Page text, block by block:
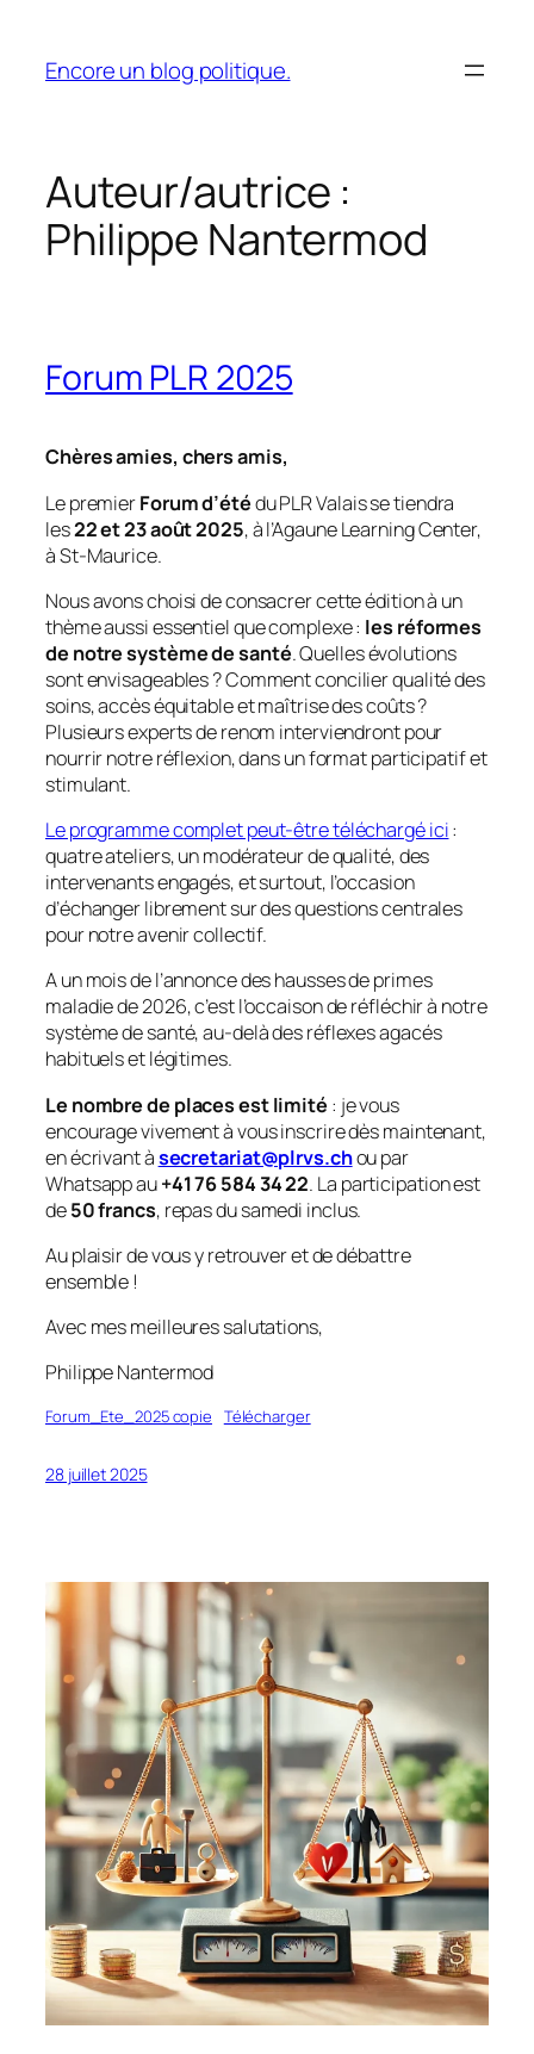
contenu
Encore un blog politique.
Auteur/autrice :
Philippe Nantermod
Forum PLR 2025
Chères amies, chers amis,
Le premierForum d’étédu PLR Valais se tiendra
les22 et 23 août 2025, à l’Agaune Learning Center,
à St-Maurice.
Nous avons choisi de consacrer cette édition à un
thème aussi essentiel que complexe : les réformes
de notre système de santé. Quelles évolutions
sont envisageables ? Comment concilier qualité des
soins, accès équitable et maîtrise des coûts ?
Plusieurs experts de renom interviendront pour
nourrir notre réflexion, dans un format participatif et
stimulant.
Le programme complet peut-être téléchargé ici:
quatre ateliers, un modérateur de qualité, des
intervenants engagés, et surtout, l’occasion
d’échanger librement sur des questions centrales
pour notre avenir collectif.
A un mois de l’annonce des hausses de primes
maladie de 2026, c’est l’occaison de réfléchir à notre
système de santé, au-delà des réflexes agacés
habituels et légitimes.
Le nombre de places est limité : je vous
encourage vivement à vous inscrire dès maintenant,
en écrivant àsecretariat@plrvs.chou par
Whatsapp au+41 76 584 34 22. La participation est
de50 francs, repas du samedi inclus.
Au plaisir de vous y retrouver et de débattre
ensemble !
Avec mes meilleures salutations,
Philippe Nantermod
Forum_Ete_2025 copie Télécharger
28 juillet 2025